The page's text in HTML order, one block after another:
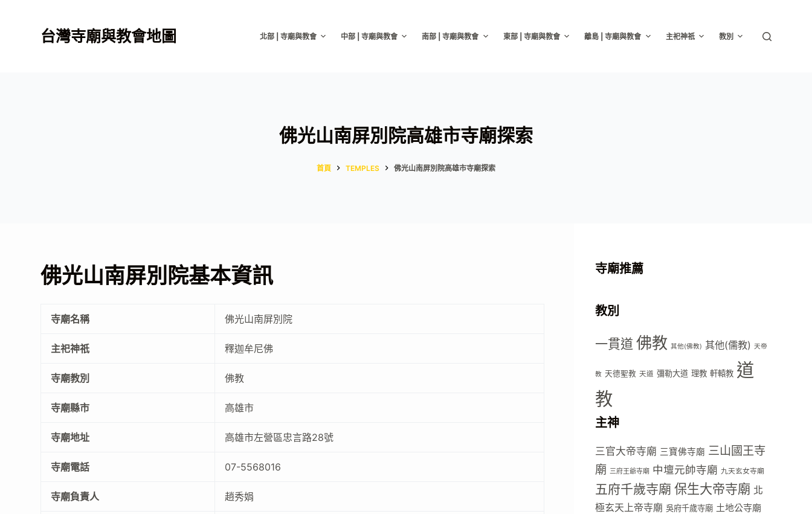
台灣寺廟與教會地圖 北部 | 寺廟與教會 中部 | 寺廟與教會 南部 | 寺廟與教會 東部 | 寺廟與教會 離島 | 寺廟與教會 主祀神祇 教別
佛光山南屏別院高雄市寺廟探索
首頁 TEMPLES 佛光山南屏別院高雄市寺廟探索
佛光山南屏別院基本資訊
寺廟名稱 佛光山南屏別院
主祀神祇 釋迦牟尼佛
寺廟教別 佛教
寺廟縣市 高雄市
寺廟地址 高雄市左營區忠言路28號
寺廟電話 07-5568016
寺廟負責人 趙秀娟
寺廟推薦
教別
一貫道 佛教 其他(佛教) 其他(儒教) 天帝
教 天德聖教 天道 彌勒大道 理教 軒轅教 道
教
主神
三官大帝寺廟 三寶佛寺廟 三山國王寺
廟 三府王爺寺廟 中壇元帥寺廟 九天玄女寺廟
五府千歲寺廟 保生大帝寺廟 北
極玄天上帝寺廟 吳府千歲寺廟 土地公寺廟